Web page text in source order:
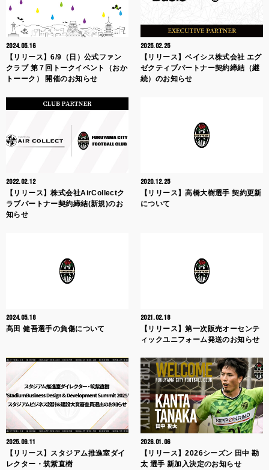
2024.05.16
【リリース】6/9（日）公式ファン
クラブ 第７回トークイベント（おか
トーーク） 開催のお知らせ
2025.02.25
【リリース】ベイシス株式会社 エグ
ゼクティブパートナー契約締結（継
続）のお知らせ
2022.02.12
【リリース】株式会社AirCollectク
ラブパートナー契約締結(新規)のお
知らせ
2020.12.25
【リリース】高橋大樹選手 契約更新
について
2024.05.18
髙田 健吾選手の負傷について
2021.02.18
【リリース】第一次販売オーセンテ
ィックユニフォーム発送のお知らせ
2025.09.11
【リリース】スタジアム推進室ダイ
レクター・筑紫直樹
2026.01.06
【リリース】2026シーズン 田中 勘
太 選手 新加入決定のお知らせ